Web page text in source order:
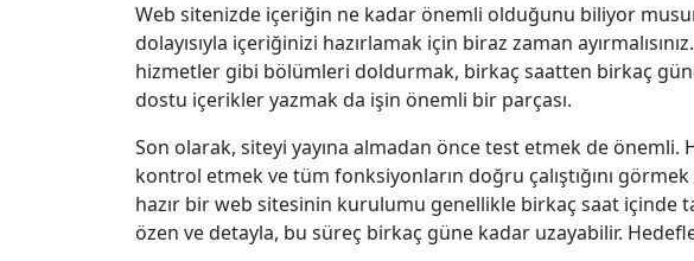
Web sitenizde içeriğin ne kadar önemli olduğunu biliyor
dolayısıyla içeriğinizi hazırlamak için biraz zaman
hizmetler gibi bölümleri doldurmak, birkaç saatten birkaç
dostu içerikler yazmak da işin önemli bir parçası.
Son olarak, siteyi yayına almadan önce test etmek de önemli.
kontrol etmek ve tüm fonksiyonların doğru çalıştığını görmek
hazır bir web sitesinin kurulumu genellikle birkaç saat içinde
özen ve detayla, bu süreç birkaç güne kadar uzayabilir.